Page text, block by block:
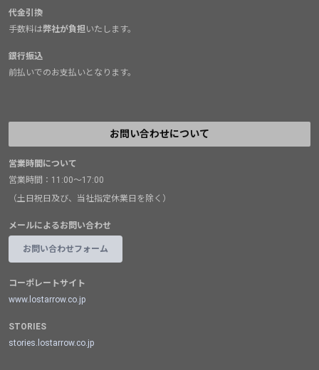
代金引換
手数料は弊社が負担いたします。
銀行振込
前払いでのお支払いとなります。
お問い合わせについて
営業時間について
営業時間：11:00～17:00
（土日祝日及び、当社指定休業日を除く）
メールによるお問い合わせ
お問い合わせフォーム
コーポレートサイト
www.lostarrow.co.jp
STORIES
stories.lostarrow.co.jp